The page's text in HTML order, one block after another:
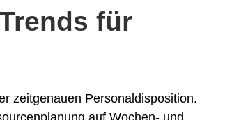
für
zeitgenauen Personaldisposition.